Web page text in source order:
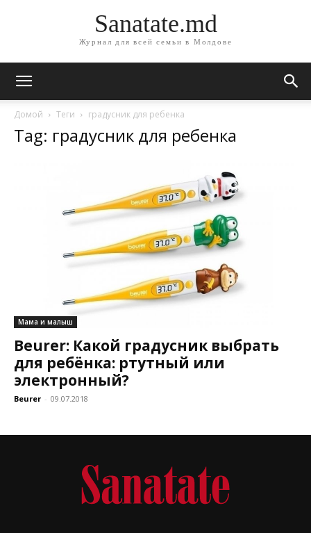
Sanatate.md
Журнал для всей семьи в Молдове
Домой Теги градусник для ребенка
Tag: градусник для ребенка
Мама и малыш
Beurer: Какой градусник выбрать
для ребёнка: ртутный или
электронный?
Beurer - 09.07.2018